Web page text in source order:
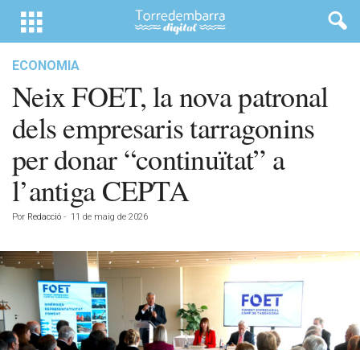
ECONOMIA
Neix FOET, la nova patronal
dels empresaris tarragonins
per donar “continuïtat” a
l’antiga CEPTA
Por Redacció - 11 de maig de 2026